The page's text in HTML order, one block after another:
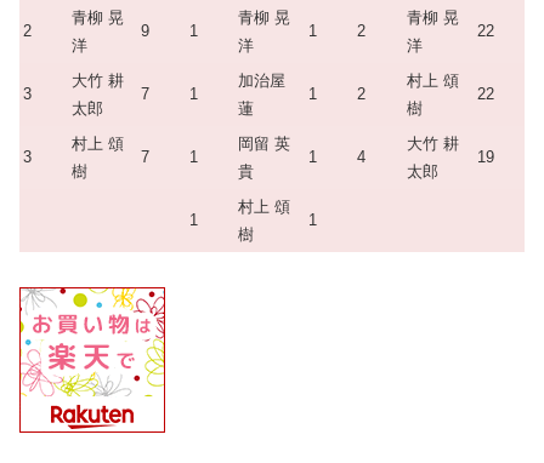
2
青柳 晃
洋
9 1
青柳 晃
洋
1 2
青柳 晃
洋
22
3
大竹 耕
太郎
7 1
加治屋
蓮
1 2
村上 頌
樹
22
3
村上 頌
樹
7 1
岡留 英
貴
1 4
大竹 耕
太郎
19
1
村上 頌
樹
1